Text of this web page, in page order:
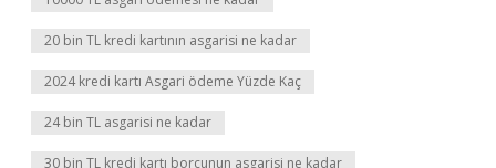
20 bin TL kredi kartının asgarisi ne kadar
2024 kredi kartı Asgari ödeme Yüzde Kaç
24 bin TL asgarisi ne kadar
30 bin TL kredi kartı borcunun asgarisi ne kadar